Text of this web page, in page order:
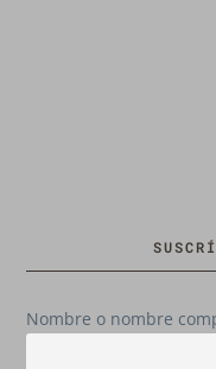
Nombre o nombre